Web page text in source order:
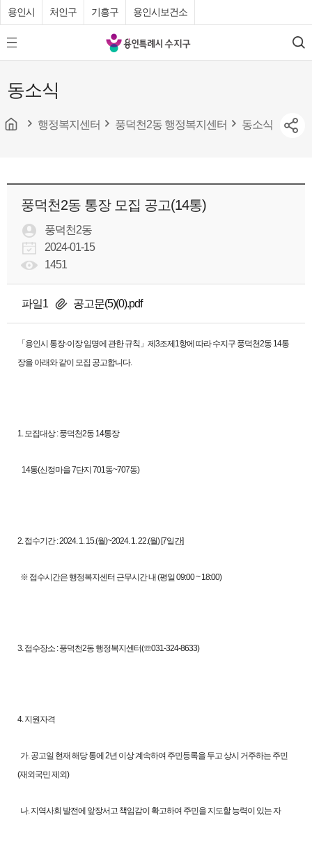
용인시 처인구 기흥구 용인시보건소
모
바
메
뉴
튼
용
인
수
청
검
색
동소식
행정복지센터 풍덕천2동 행정복지센터 동소식
풍덕천2동 통장 모집 공고(14통)
풍덕천2동
2024-01-15
1451
파일1 공고문(5)(0).pdf
「용인시 통장·이장 임명에 관한 규칙」제3조제1항에 따라 수지구 풍덕천2동 14통
장을 아래와 같이 모집 공고합니다.
1. 모집대상 : 풍덕천2동 14통장
14통(신정마을 7단지 701동~707동)
2. 접수기간 : 2024. 1. 15.(월)~2024. 1. 22.(월) [7일간]
※ 접수시간은 행정복지센터 근무시간 내 (평일 09:00 ~ 18:00)
3. 접수장소 : 풍덕천2동 행정복지센터(☏031-324-8633)
4. 지원자격
가. 공고일 현재 해당 통에 2년 이상 계속하여 주민등록을 두고 상시 거주하는 주민
(재외국민 제외)
나. 지역사회 발전에 앞장서고 책임감이 확고하여 주민을 지도할 능력이 있는 자